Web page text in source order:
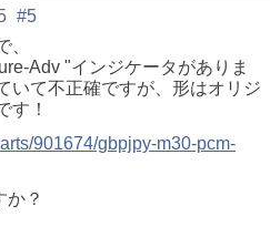
#5
、
Adv "インジケータがありま
いて不正確ですが、形はオリジ
す！
901674/gbpjpy-m30-pcm-
か？